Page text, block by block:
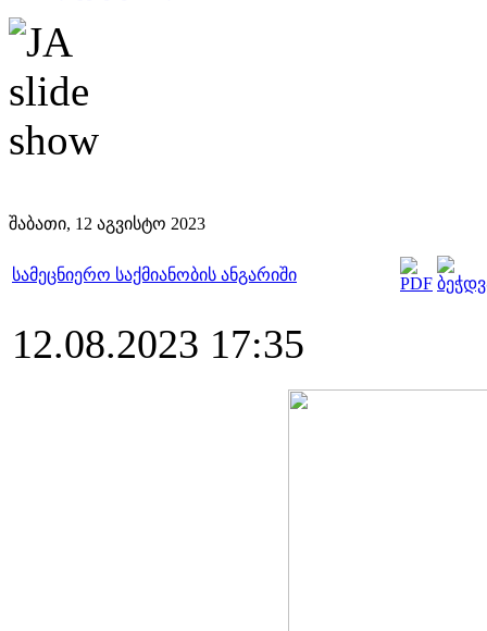
შაბათი, 12 აგვისტო 2023
სამეცნიერო საქმიანობის ანგარიში
12.08.2023 17:35